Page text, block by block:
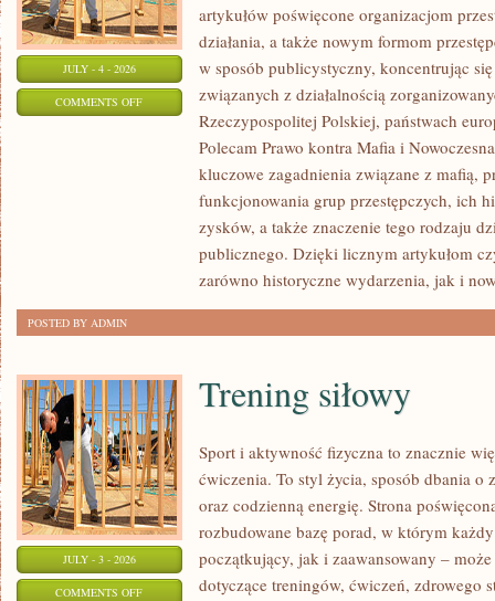
JULY - 4 - 2026
COMMENTS OFFON
TAJEMNICE
NIEWYJAŚNIONE
artykułów poświęcone organizacjom
działania, a także nowym formom
w sposób publicystyczny, koncentrując
związanych z działalnością
Rzeczypospolitej Polskiej, państwach
Polecam Prawo kontra Mafia i
kluczowe zagadnienia związane z mafią,
funkcjonowania grup przestępczych, ich
zysków, a także znaczenie tego rodzaju
publicznego. Dzięki licznym artykułom
zarówno historyczne wydarzenia, jak i
POSTED BY ADMIN
JULY - 3 - 2026
COMMENTS OFFON
Trening siłowy
Sport i aktywność fizyczna to znacznie
ćwiczenia. To styl życia, sposób dbania o
oraz codzienną energię. Strona
rozbudowane bazę porad, w którym
początkujący, jak i zaawansowany –
dotyczące treningów, ćwiczeń, zdrowego